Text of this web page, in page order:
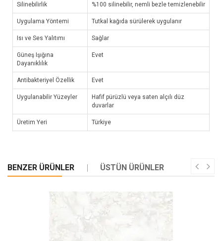
Silinebilirlik %100 silinebilir, nemli bezle temizlenebilir
Uygulama Yöntemi Tutkal kağıda sürülerek uygulanır
Isı ve Ses Yalıtımı Sağlar
Güneş Işığına
Dayanıklılık
Evet
Antibakteriyel Özellik Evet
Uygulanabilir Yüzeyler
Hafif pürüzlü veya saten alçılı düz
duvarlar
Üretim Yeri Türkiye
BENZER ÜRÜNLER ÜSTÜN ÜRÜNLER